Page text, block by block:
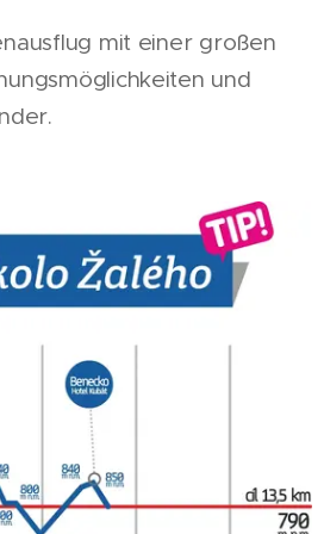
mit einer großen
und